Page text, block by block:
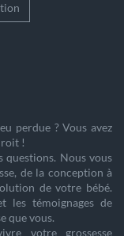
perdue ? Vous avez
!
questions. Nous vous
, de la conception à
de votre bébé.
les témoignages de
que vous.
votre grossesse